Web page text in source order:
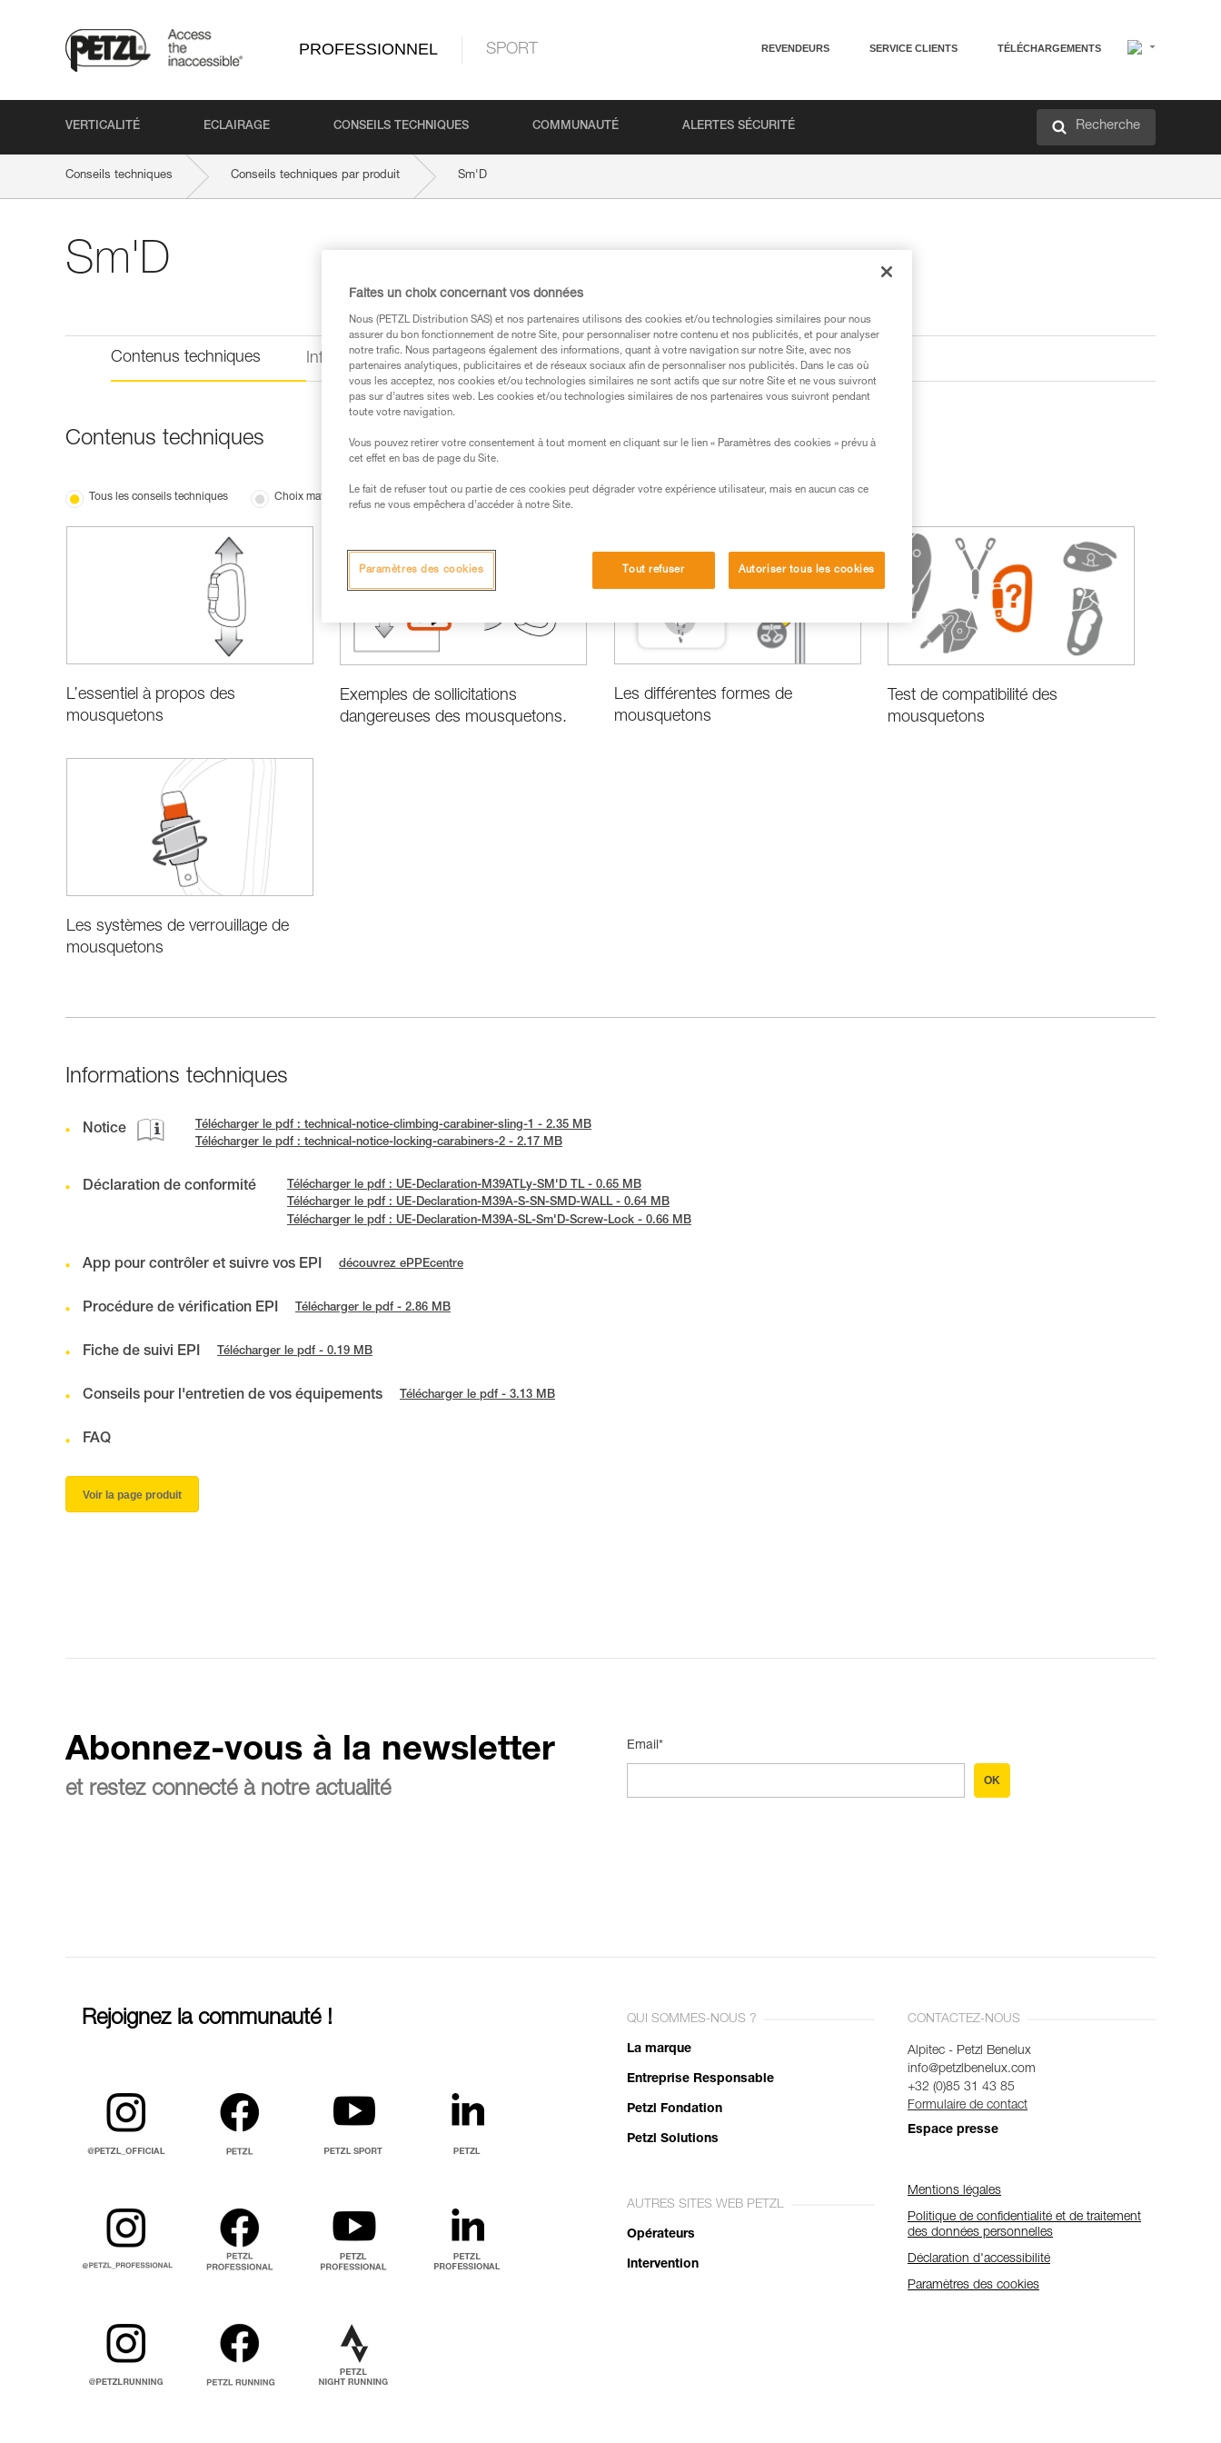
PROFESSIONNEL SPORT REVENDEURS SERVICE CLIENTS TÉLÉCHARGEMENTS
VERTICALITÉ ECLAIRAGE CONSEILS TECHNIQUES COMMUNAUTÉ ALERTES SÉCURITÉ Recherche
Conseils techniques Conseils techniques par produit Sm'D
Sm'D
Contenus techniques Informations techniques
Contenus techniques
Tous les conseils techniques Choix matériel
L’essentiel à propos des
mousquetons
Exemples de sollicitations
dangereuses des mousquetons.
Les différentes formes de
mousquetons
Test de compatibilité des
mousquetons
Les systèmes de verrouillage de
mousquetons
Informations techniques
Notice
Télécharger le pdf : technical-notice-climbing-carabiner-sling-1 - 2.35 MB
Télécharger le pdf : technical-notice-locking-carabiners-2 - 2.17 MB
Déclaration de conformité
Télécharger le pdf : UE-Declaration-M39ATLy-SM'D TL - 0.65 MB
Télécharger le pdf : UE-Declaration-M39A-S-SN-SMD-WALL - 0.64 MB
Télécharger le pdf : UE-Declaration-M39A-SL-Sm'D-Screw-Lock - 0.66 MB
App pour contrôler et suivre vos EPI découvrez ePPEcentre
Procédure de vérification EPI Télécharger le pdf - 2.86 MB
Fiche de suivi EPI Télécharger le pdf - 0.19 MB
Conseils pour l'entretien de vos équipements Télécharger le pdf - 3.13 MB
FAQ
Voir la page produit
Abonnez-vous à la newsletter
et restez connecté à notre actualité
Email*
OK
Rejoignez la communauté ! QUI SOMMES-NOUS ?
La marque
Entreprise Responsable
Petzl Fondation
Petzl Solutions
AUTRES SITES WEB PETZL
Opérateurs
Intervention
CONTACTEZ-NOUS
Alpitec - Petzl Benelux
info@petzlbenelux.com
+32 (0)85 31 43 85
Formulaire de contact
Espace presse
Mentions légales
Politique de confidentialité et de traitement
des données personnelles
Déclaration d'accessibilité
Paramètres des cookies
Faites un choix concernant vos données
Nous (PETZL Distribution SAS) et nos partenaires utilisons des cookies et/ou technologies similaires pour nous
assurer du bon fonctionnement de notre Site, pour personnaliser notre contenu et nos publicités, et pour analyser
notre trafic. Nous partageons également des informations, quant à votre navigation sur notre Site, avec nos
partenaires analytiques, publicitaires et de réseaux sociaux afin de personnaliser nos publicités. Dans le cas où
vous les acceptez, nos cookies et/ou technologies similaires ne sont actifs que sur notre Site et ne vous suivront
pas sur d’autres sites web. Les cookies et/ou technologies similaires de nos partenaires vous suivront pendant
toute votre navigation.
Vous pouvez retirer votre consentement à tout moment en cliquant sur le lien « Paramètres des cookies » prévu à
cet effet en bas de page du Site.
Le fait de refuser tout ou partie de ces cookies peut dégrader votre expérience utilisateur, mais en aucun cas ce
refus ne vous empêchera d’accéder à notre Site.
Tout refuser Autoriser tous les cookies
Paramètres des cookies